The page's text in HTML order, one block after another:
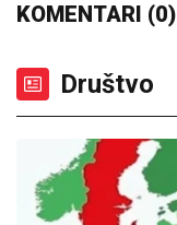
KOMENTARI (0)
Društvo